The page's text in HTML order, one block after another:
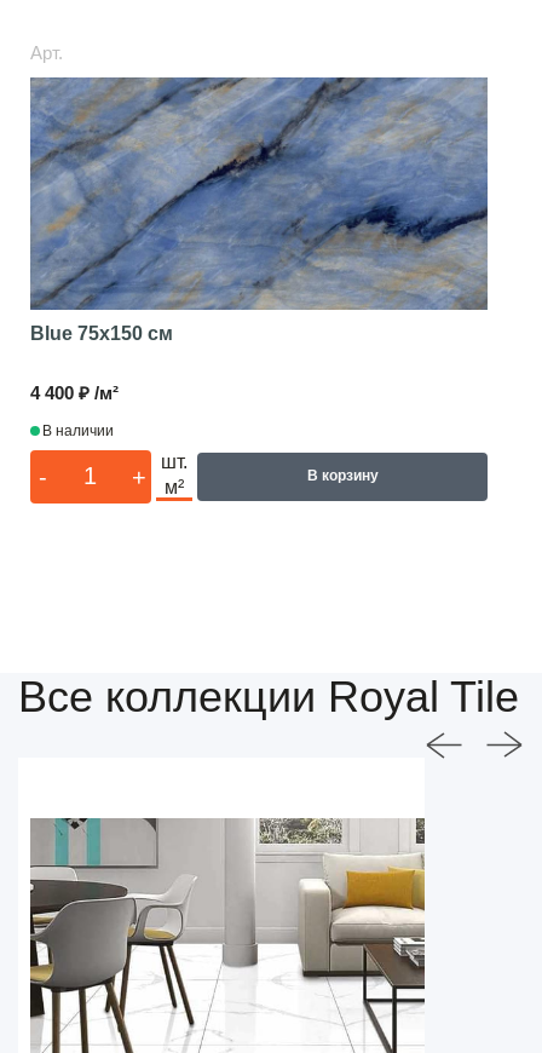
Арт.
Blue 75x150 см
4 400 ₽ /м²
В наличии
- +
шт.
м²
В корзину
Все коллекции Royal Tile